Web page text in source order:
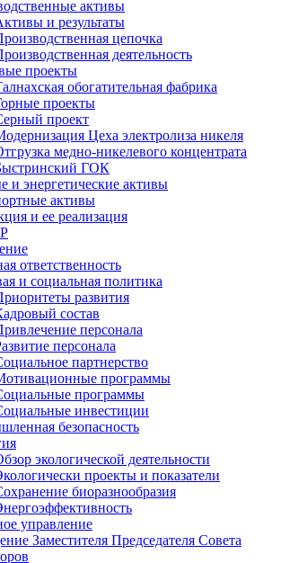
активы
и результаты
цепочка
деятельность
проекты
обогатительная фабрика
проекты
проект
Цеха электролиза никеля
медно-никелевого концентрата
ГОК
и энергетические активы
активы
и ее реализация
ответственность
и социальная политика
развития
состав
персонала
персонала
партнерство
программы
программы
инвестиции
безопасность
экологической деятельности
проекты и показатели
биоразнообразия
управление
Заместителя Председателя Совета